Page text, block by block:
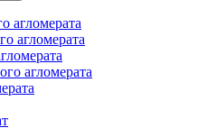
агломерата
агломерата
агломерата